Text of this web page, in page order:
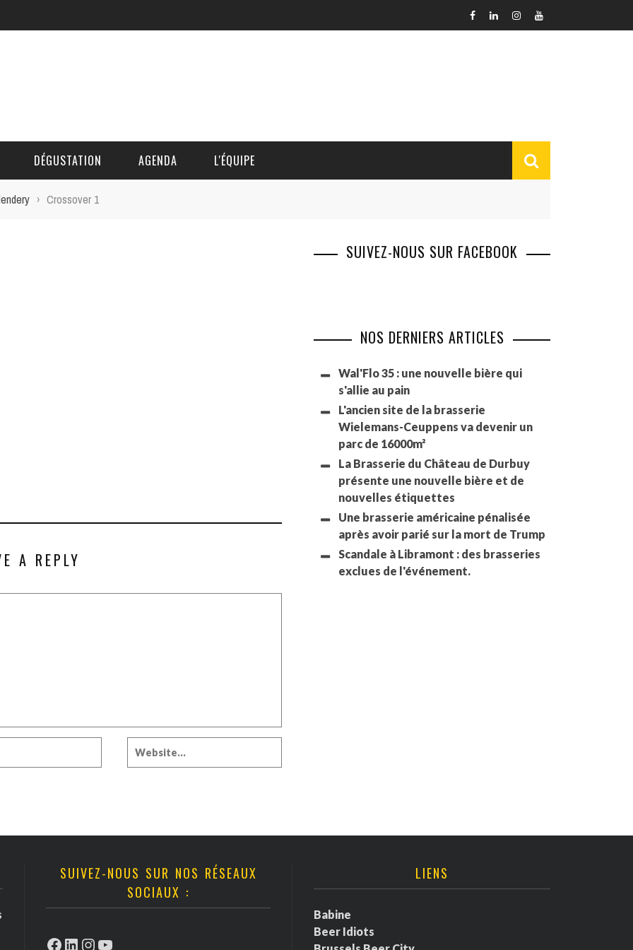
DÉGUSTATION AGENDA L'ÉQUIPE
› Crossover 1
A REPLY
SUIVEZ-NOUS SUR FACEBOOK
NOS DERNIERS ARTICLES
Wal'Flo 35 : une nouvelle bière qui
s'allie au pain
L'ancien site de la brasserie
Wielemans-Ceuppens va devenir un
parc de 16000m²
La Brasserie du Château de Durbuy
présente une nouvelle bière et de
nouvelles étiquettes
Une brasserie américaine pénalisée
après avoir parié sur la mort de Trump
Scandale à Libramont : des brasseries
exclues de l'événement.
SUIVEZ-NOUS SUR NOS RÉSEAUX
SOCIAUX :
Facebook
LinkedIn
Instagram
YouTube
LIENS
Babine
Beer Idiots